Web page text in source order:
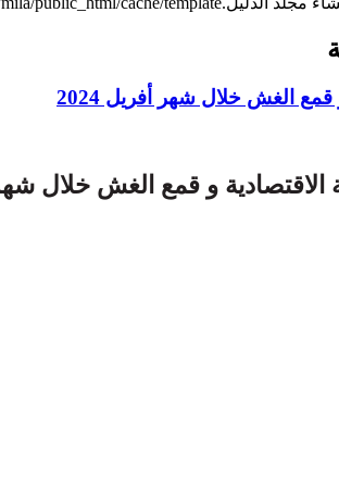
الغش خلال شهر أفريل 2024
الاقتصادية و قمع الغش خلال